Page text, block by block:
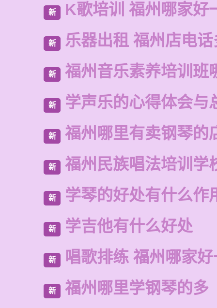
新 K歌培训 福州哪家好
新 乐器出租 福州店电
新 福州音乐素养培训班
新 学声乐的心得体会与
新 福州哪里有卖钢琴的
新 福州民族唱法培训学
新 学琴的好处有什么作
新 学吉他有什么好处
新 唱歌排练 福州哪家
新 福州哪里学钢琴的多